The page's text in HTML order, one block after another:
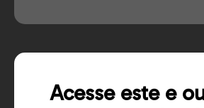
Acesse este e